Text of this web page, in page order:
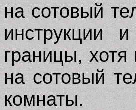
на сотовый
инструкции
границы, хотя
на сотовый
комнаты.